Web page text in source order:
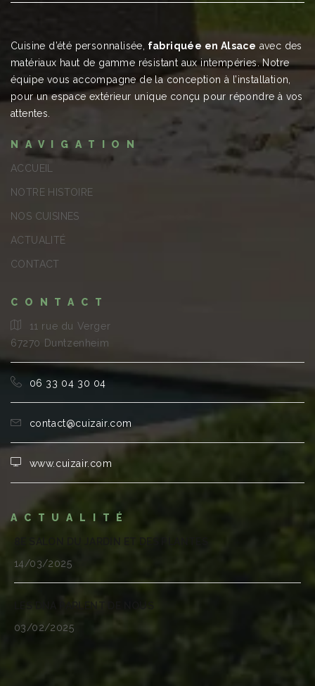
Cuisine d’été personnalisée, fabriquée en Alsace avec des
matériaux haut de gamme résistant aux intempéries. Notre
équipe vous accompagne de la conception à l’installation,
pour un espace extérieur unique conçu pour répondre à vos
attentes.
NAVIGATION
ACCUEIL
NOTRE HISTOIRE
NOS CUISINES
ACTUALITÉ
CONTACT
CONTACT
11 rue du Verger
67270 Duntzenheim
06 33 04 30 04
contact@cuizair.com
www.cuizair.com
ACTUALITÉ
14/03/2025
LES DNA PARLENT DE NOUS
03/02/2025